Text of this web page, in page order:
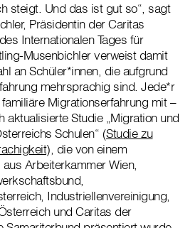
steigt. Und das ist gut so“, sagt
Präsidentin der Caritas
Internationalen Tages für
Musenbichler verweist damit
an Schüler*innen, die aufgrund
mehrsprachig sind. Jede*r
Migrationserfahrung mit –
aktualisierte Studie „Migration und
Schulen“ (Studie zu
), die von einem
Arbeiterkammer Wien,
Industriellenvereinigung,
und Caritas der